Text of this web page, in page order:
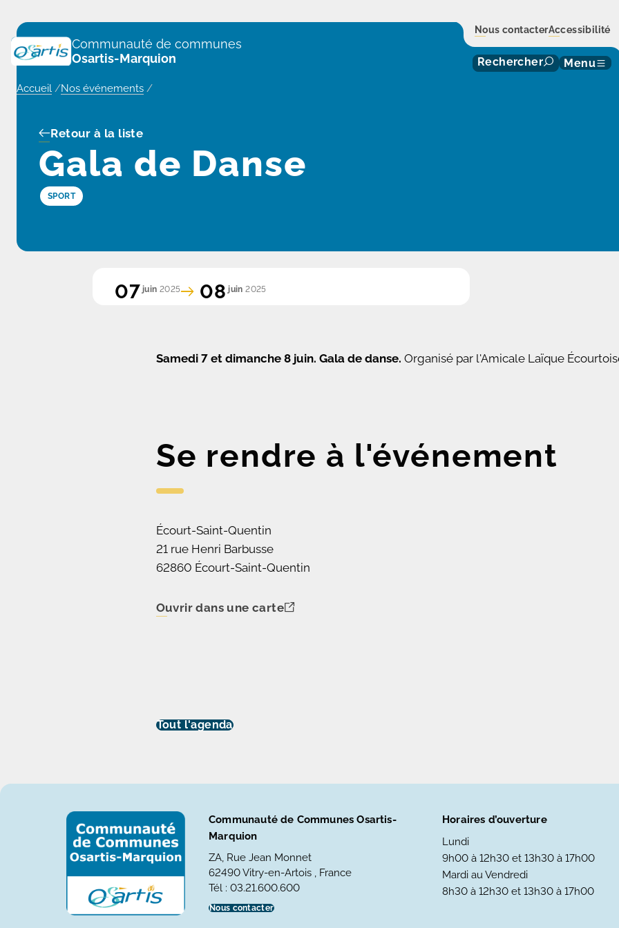
Communauté de communes
Osartis-Marquion
Nous contacterAccessibilité
Rechercher Menu
Accueil /Nos événements /
Gala de Danse
Retour à la liste
SPORT
07 juin 2025 08 juin 2025
Samedi 7 et dimanche 8 juin. Gala de danse. Organisé par l'Amicale Laïque
Se rendre à l'événement
Écourt-Saint-Quentin
21 rue Henri Barbusse
62860 Écourt-Saint-Quentin
Ouvrir dans une carte
Tout l'agenda
Communauté de Communes Osartis-
Marquion
ZA, Rue Jean Monnet
62490 Vitry-en-Artois , France
Tél : 03.21.600.600
Nous contacter
Horaires d’ouverture
Lundi
9h00 à 12h30 et 13h30 à 17h00
Mardi au Vendredi
8h30 à 12h30 et 13h30 à 17h00